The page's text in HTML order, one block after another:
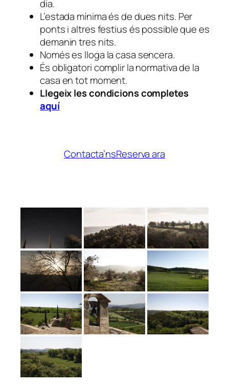
dia.
L’estada mínima és de dues nits. Per
ponts i altres festius és possible que es
demanin tres nits.
Només es lloga la casa sencera.
És obligatori complir la normativa de la
casa en tot moment.
Llegeix les condicions completes
aquí
Contacta’nsReserva ara